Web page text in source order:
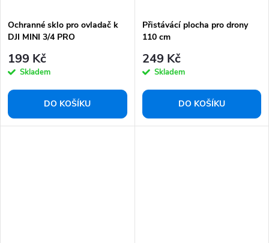
Ochranné sklo pro ovladač k
DJI MINI 3/4 PRO
199 Kč
Skladem
DO KOŠÍKU
Přistávácí plocha pro drony
110 cm
249 Kč
Skladem
DO KOŠÍKU